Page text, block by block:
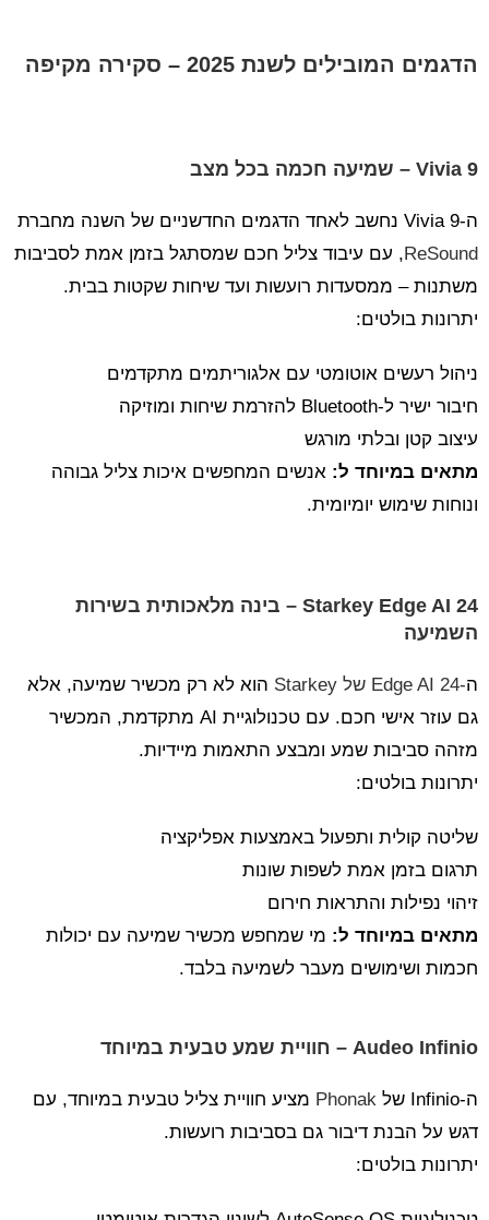
הדגמים המובילים לשנת 2025 – סקירה מקיפה
Vivia 9 – שמיעה חכמה בכל מצב
ה-Vivia 9 נחשב לאחד הדגמים החדשניים של השנה מחברת
ReSound, עם עיבוד צליל חכם שמסתגל בזמן אמת לסביבות
משתנות – ממסעדות רועשות ועד שיחות שקטות בבית.
יתרונות בולטים:
ניהול רעשים אוטומטי עם אלגוריתמים מתקדמים
חיבור ישיר ל-Bluetooth להזרמת שיחות ומוזיקה
עיצוב קטן ובלתי מורגש
מתאים במיוחד ל: אנשים המחפשים איכות צליל גבוהה
ונוחות שימוש יומיומית.
Starkey Edge AI 24 – בינה מלאכותית בשירות
השמיעה
ה-Edge AI 24 של Starkey
הוא לא רק מכשיר שמיעה, אלא
גם עוזר אישי חכם. עם טכנולוגיית AI מתקדמת, המכשיר
מזהה סביבות שמע ומבצע התאמות מיידיות.
יתרונות בולטים:
שליטה קולית ותפעול באמצעות אפליקציה
תרגום בזמן אמת לשפות שונות
זיהוי נפילות והתראות חירום
מתאים במיוחד ל: מי שמחפש מכשיר שמיעה עם יכולות
חכמות ושימושים מעבר לשמיעה בלבד.
Audeo Infinio – חוויית שמע טבעית במיוחד
ה-Infinio של Phonak מציע חוויית צליל טבעית במיוחד, עם
דגש על הבנת דיבור גם בסביבות רועשות.
יתרונות בולטים: